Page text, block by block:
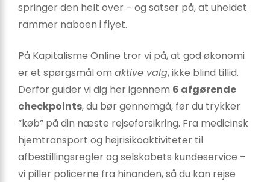
springer den helt over – og satser på, at uheldet
rammer naboen i flyet.
På Kapitalisme Online tror vi på, at god økonomi
er et spørgsmål om aktive valg, ikke blind tillid.
Derfor guider vi dig her igennem 6 afgørende
checkpoints, du bør gennemgå, før du trykker
“køb” på din næste rejseforsikring. Fra medicinsk
hjemtransport og højrisikoaktiviteter til
afbestillingsregler og selskabets kundeservice –
vi piller policerne fra hinanden, så du kan rejse